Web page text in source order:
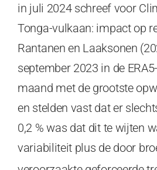
in juli 2024 schreef voor
Tonga-vulkaan: impact op
Rantanen en Laaksonen
september 2023 in de
maand met de grootste
en stelden vast dat er
0,2 % was dat dit te wijten
variabiliteit plus de door